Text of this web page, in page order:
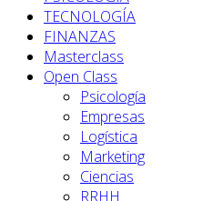
TECNOLOGÍA
FINANZAS
Masterclass
Open Class
Psicología
Empresas
Logística
Marketing
Ciencias
RRHH